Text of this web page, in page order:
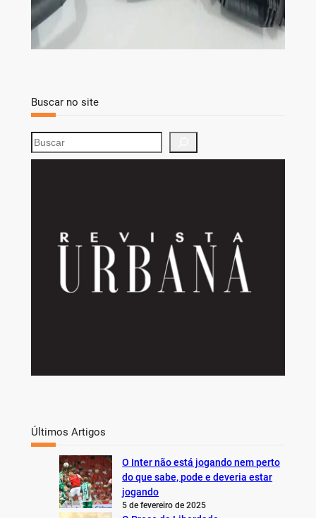
Buscar no site
S
e
Últimos Artigos
O Inter não está jogando nem perto
do que sabe, pode e deveria estar
jogando
5 de fevereiro de 2025